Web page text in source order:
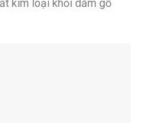
kim loại khỏi dăm gỗ